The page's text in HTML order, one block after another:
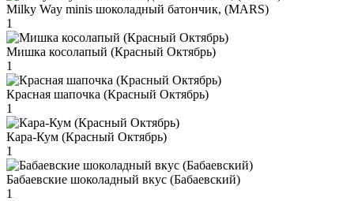
Milky Way minis шоколадный батончик, (MARS)
1
Мишка косолапый (Красный Октябрь)
1
Красная шапочка (Красный Октябрь)
1
Кара-Кум (Красный Октябрь)
1
Бабаевские шоколадный вкус (Бабаевский)
1